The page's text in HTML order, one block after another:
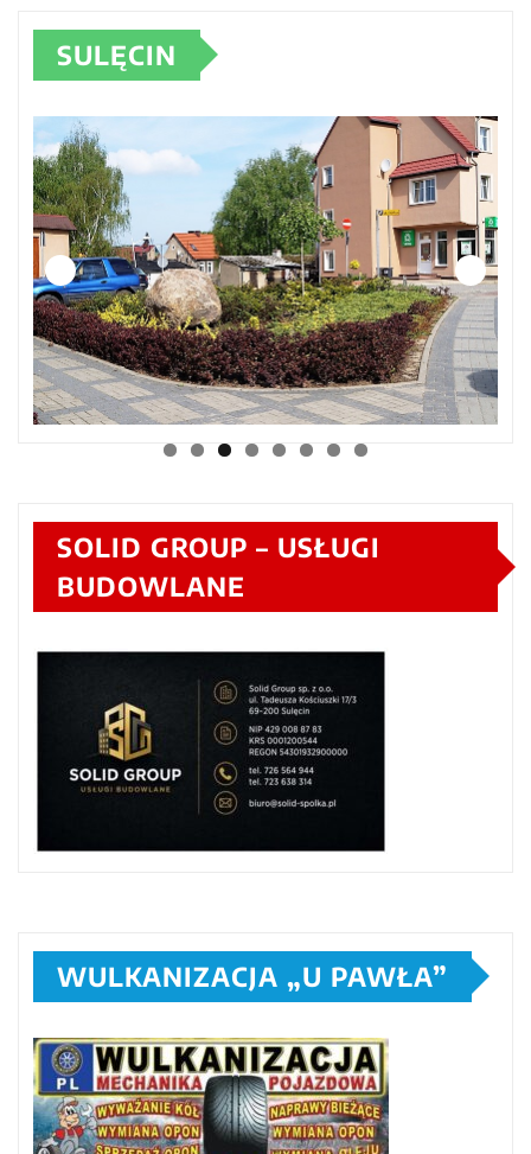
SULĘCIN
SOLID GROUP – USŁUGI
BUDOWLANE
WULKANIZACJA „U PAWŁA”